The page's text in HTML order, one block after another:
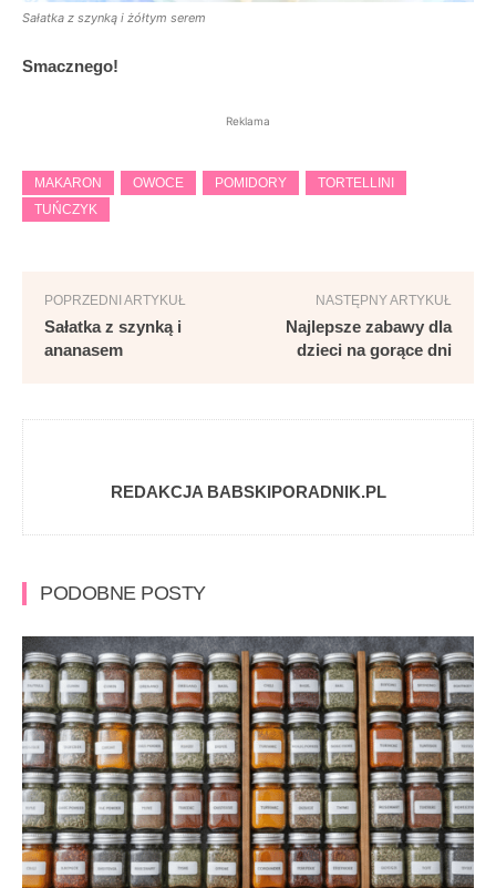
Sałatka z szynką i żółtym serem
Smacznego!
Reklama
MAKARON OWOCE POMIDORY
TORTELLINI
TUŃCZYK
POPRZEDNI ARTYKUŁ
Sałatka z szynką i
ananasem
NASTĘPNY ARTYKUŁ
Najlepsze zabawy dla
dzieci na gorące dni
REDAKCJA BABSKIPORADNIK.PL
PODOBNE POSTY